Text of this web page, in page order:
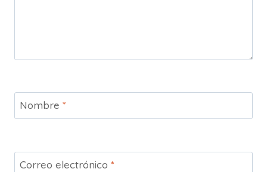
Nombre *
Correo electrónico *